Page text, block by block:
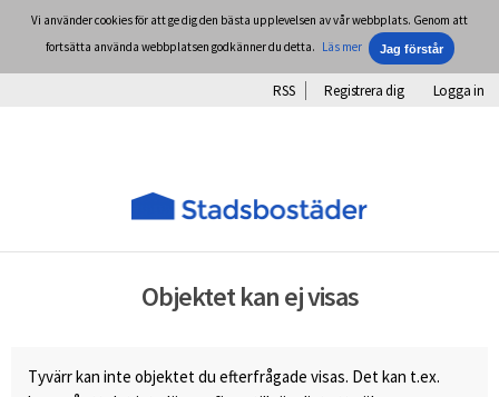
Vi använder cookies för att ge dig den bästa upplevelsen av vår webbplats. Genom att
fortsätta använda webbplatsen godkänner du detta. Läs mer
Logga in
Registrera dig
RSS
Objektet kan ej visas
Tyvärr kan inte objektet du efterfrågade visas. Det kan t.ex.